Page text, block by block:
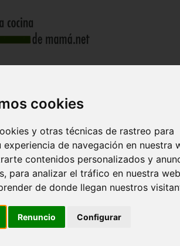
cookies
y otras técnicas de rastreo para
experiencia de navegación en nuestra
contenidos personalizados y
para analizar el tráfico en nuestra
de donde llegan nuestros
Renuncio Configurar
chocolate
chocalte que queda bien en